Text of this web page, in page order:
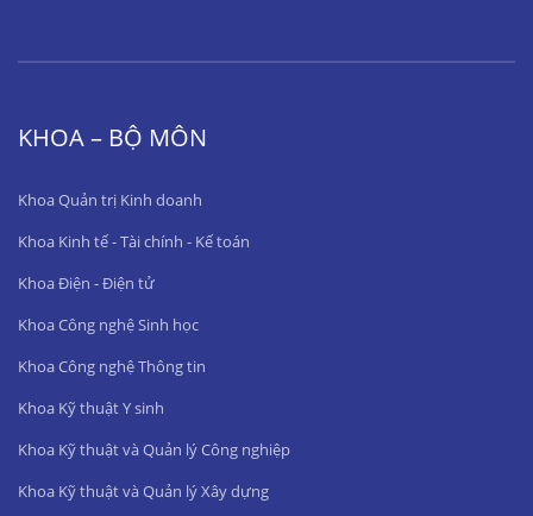
KHOA – BỘ MÔN
Khoa Quản trị Kinh doanh
Khoa Kinh tế - Tài chính - Kế toán
Khoa Điện - Điện tử
Khoa Công nghệ Sinh học
Khoa Công nghệ Thông tin
Khoa Kỹ thuật Y sinh
Khoa Kỹ thuật và Quản lý Công nghiệp
Khoa Kỹ thuật và Quản lý Xây dựng